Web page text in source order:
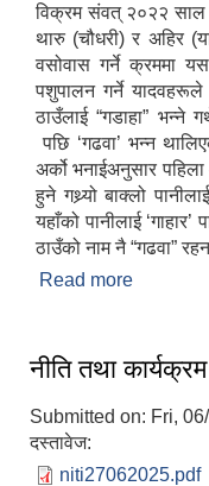
विक्रम संवत् २०२२ साल
थारु (चौधरी) र अहिर
वसोवास गर्ने क्रममा
पशुपालन गर्ने यादवहरूले
ठाउँलाई “गडाहा” भन्ने
पछि ‘गढवा’ भन्न
अर्को भनाईअनुसार
हुने गथ्र्यो बाक्लो
यहाँको पानीलाई
ठाउँको नाम नै “गढवा” रहन
Read more
नीति तथा
Submitted on: Fri,
दस्तावेज:
niti27062025.pdf